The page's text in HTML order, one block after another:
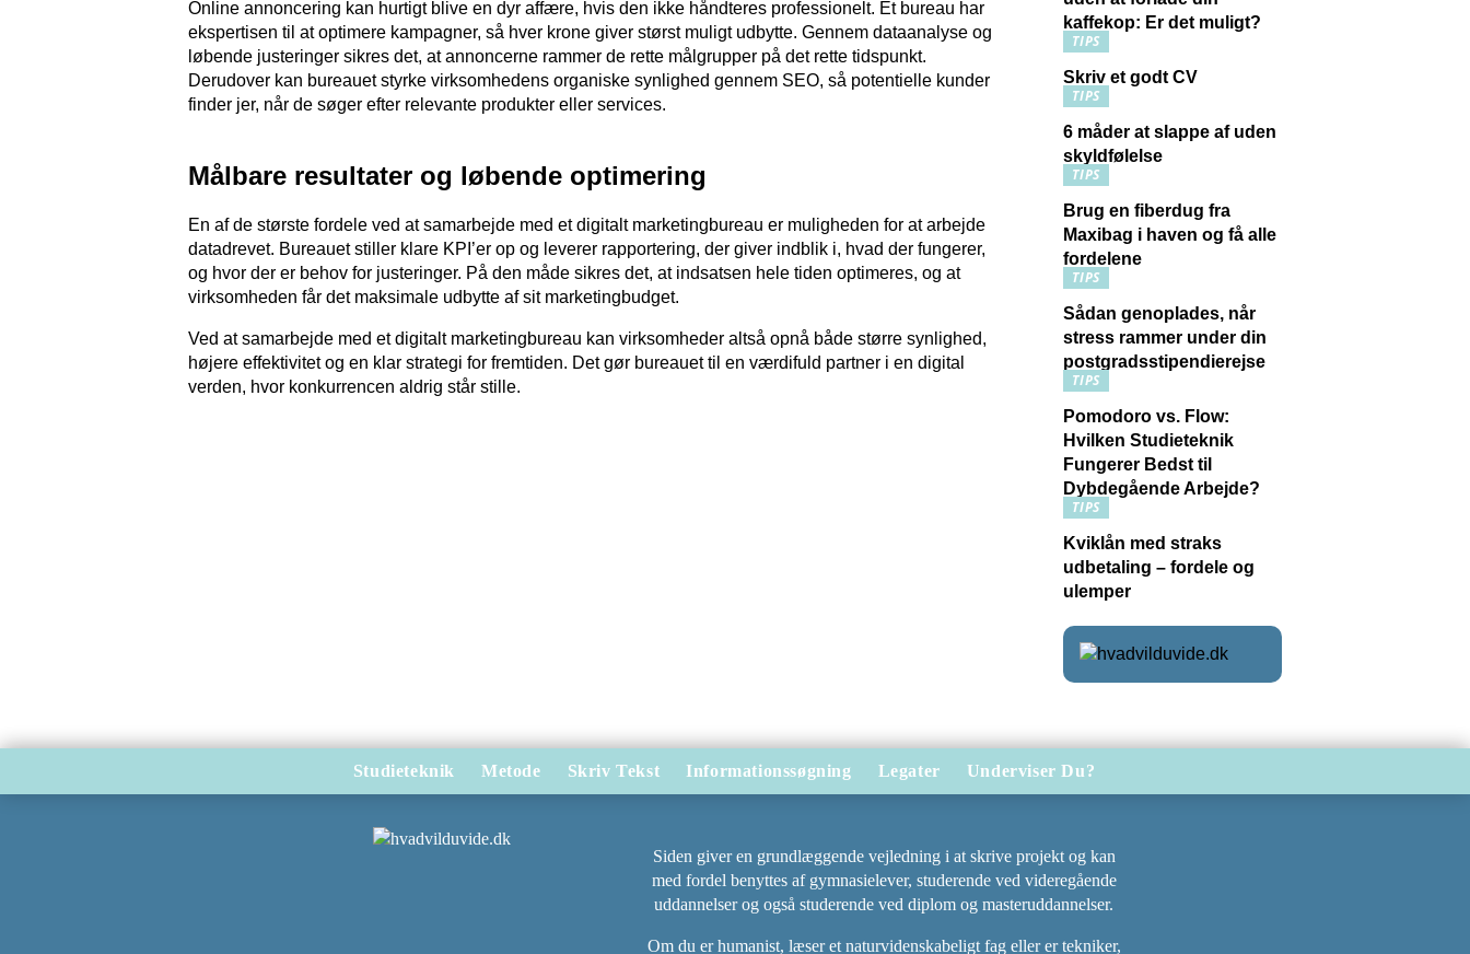
Online annoncering kan hurtigt blive en dyr affære, hvis den ikke håndteres professionelt. Et bureau har
ekspertisen til at optimere kampagner, så hver krone giver størst muligt udbytte. Gennem dataanalyse og
løbende justeringer sikres det, at annoncerne rammer de rette målgrupper på det rette tidspunkt.
Derudover kan bureauet styrke virksomhedens organiske synlighed gennem SEO, så potentielle kunder
finder jer, når de søger efter relevante produkter eller services.
Målbare resultater og løbende optimering
En af de største fordele ved at samarbejde med et digitalt marketingbureau er muligheden for at arbejde
datadrevet. Bureauet stiller klare KPI’er op og leverer rapportering, der giver indblik i, hvad der fungerer,
og hvor der er behov for justeringer. På den måde sikres det, at indsatsen hele tiden optimeres, og at
virksomheden får det maksimale udbytte af sit marketingbudget.
Ved at samarbejde med et digitalt marketingbureau kan virksomheder altså opnå både større synlighed,
højere effektivitet og en klar strategi for fremtiden. Det gør bureauet til en værdifuld partner i en digital
verden, hvor konkurrencen aldrig står stille.
kaffekop: Er det muligt?
TIPS
Skriv et godt CV
TIPS
6 måder at slappe af uden
skyldfølelse
TIPS
Brug en fiberdug fra
Maxibag i haven og få alle
fordelene
TIPS
Sådan genoplades, når
stress rammer under din
postgradsstipendierejse
TIPS
Pomodoro vs. Flow:
Hvilken Studieteknik
Fungerer Bedst til
Dybdegående Arbejde?
TIPS
Kviklån med straks
udbetaling – fordele og
ulemper
Studieteknik Metode Skriv Tekst Informationssøgning Legater Underviser Du?
Siden giver en grundlæggende vejledning i at skrive projekt og kan
med fordel benyttes af gymnasielever, studerende ved videregående
uddannelser og også studerende ved diplom og masteruddannelser.
Om du er humanist, læser et naturvidenskabeligt fag eller er tekniker,